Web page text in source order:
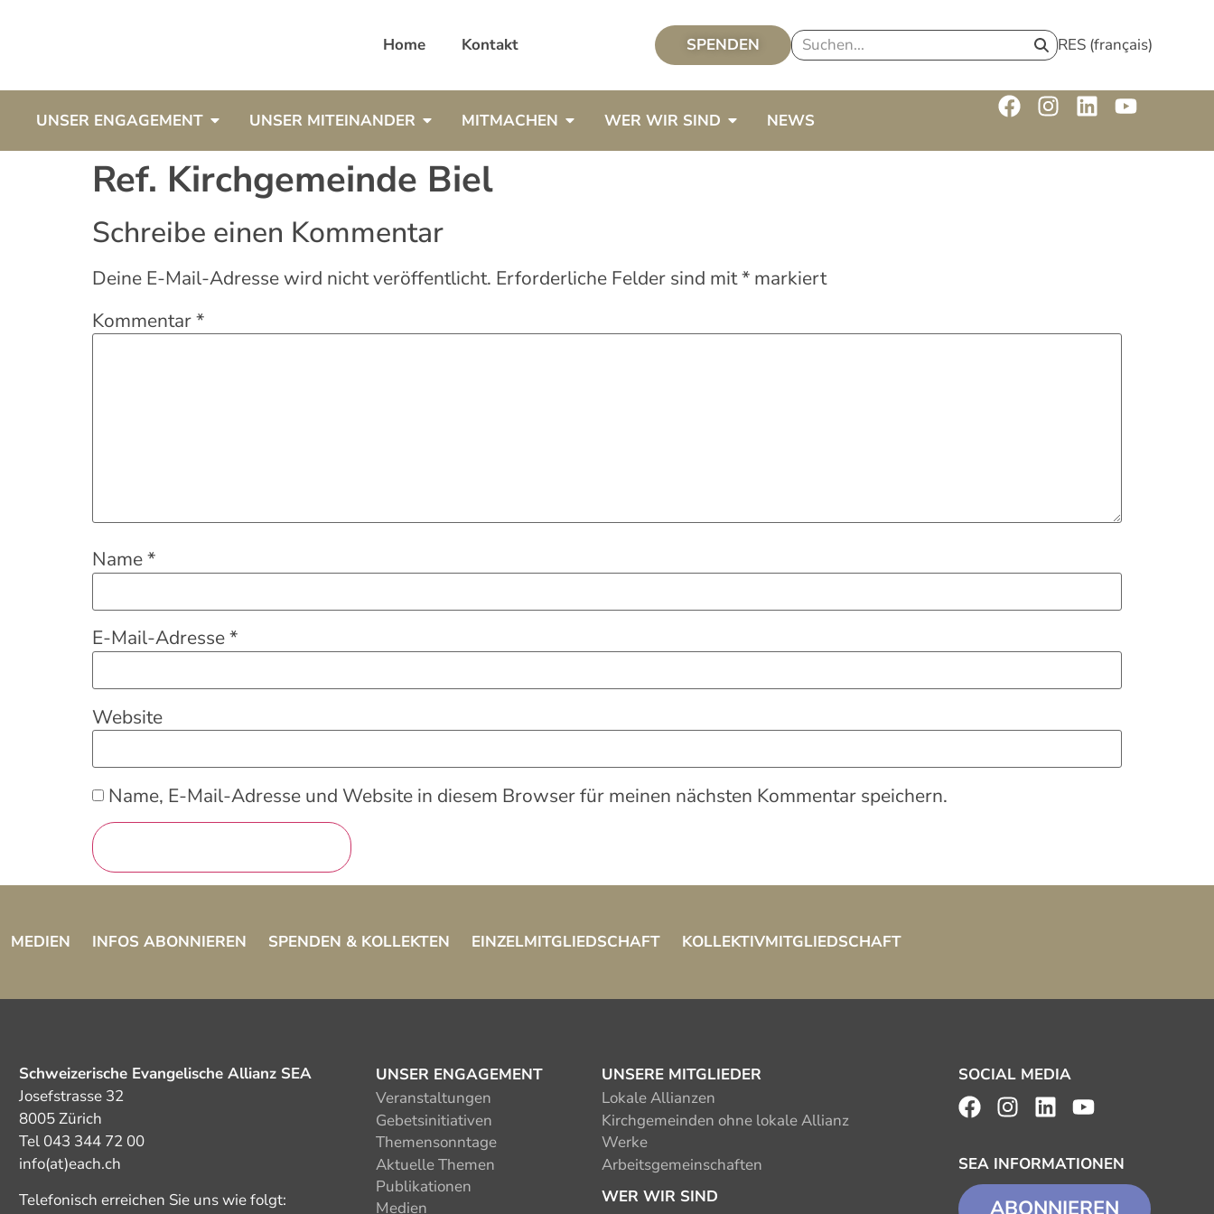
Home Kontakt SPENDEN RES (français)
UNSER ENGAGEMENT UNSER MITEINANDER MITMACHEN WER WIR SIND NEWS
Ref. Kirchgemeinde Biel
Schreibe einen Kommentar
Deine E-Mail-Adresse wird nicht veröffentlicht. Erforderliche Felder sind mit* markiert
Kommentar*
Name*
E-Mail-Adresse*
Website
Name, E-Mail-Adresse und Website in diesem Browser für meinen nächsten Kommentar speichern.
MEDIEN INFOS ABONNIEREN SPENDEN & KOLLEKTEN EINZELMITGLIEDSCHAFT KOLLEKTIVMITGLIEDSCHAFT
Schweizerische Evangelische Allianz SEA
Josefstrasse 32
8005 Zürich
Tel 043 344 72 00
info(at)each.ch
Telefonisch erreichen Sie uns wie folgt:
UNSER ENGAGEMENT
Veranstaltungen
Gebetsinitiativen
Themensonntage
Aktuelle Themen
Publikationen
Medien
UNSERE MITGLIEDER
Lokale Allianzen
Kirchgemeinden ohne lokale Allianz
Werke
Arbeitsgemeinschaften
WER WIR SIND
SOCIAL MEDIA
SEA INFORMATIONEN